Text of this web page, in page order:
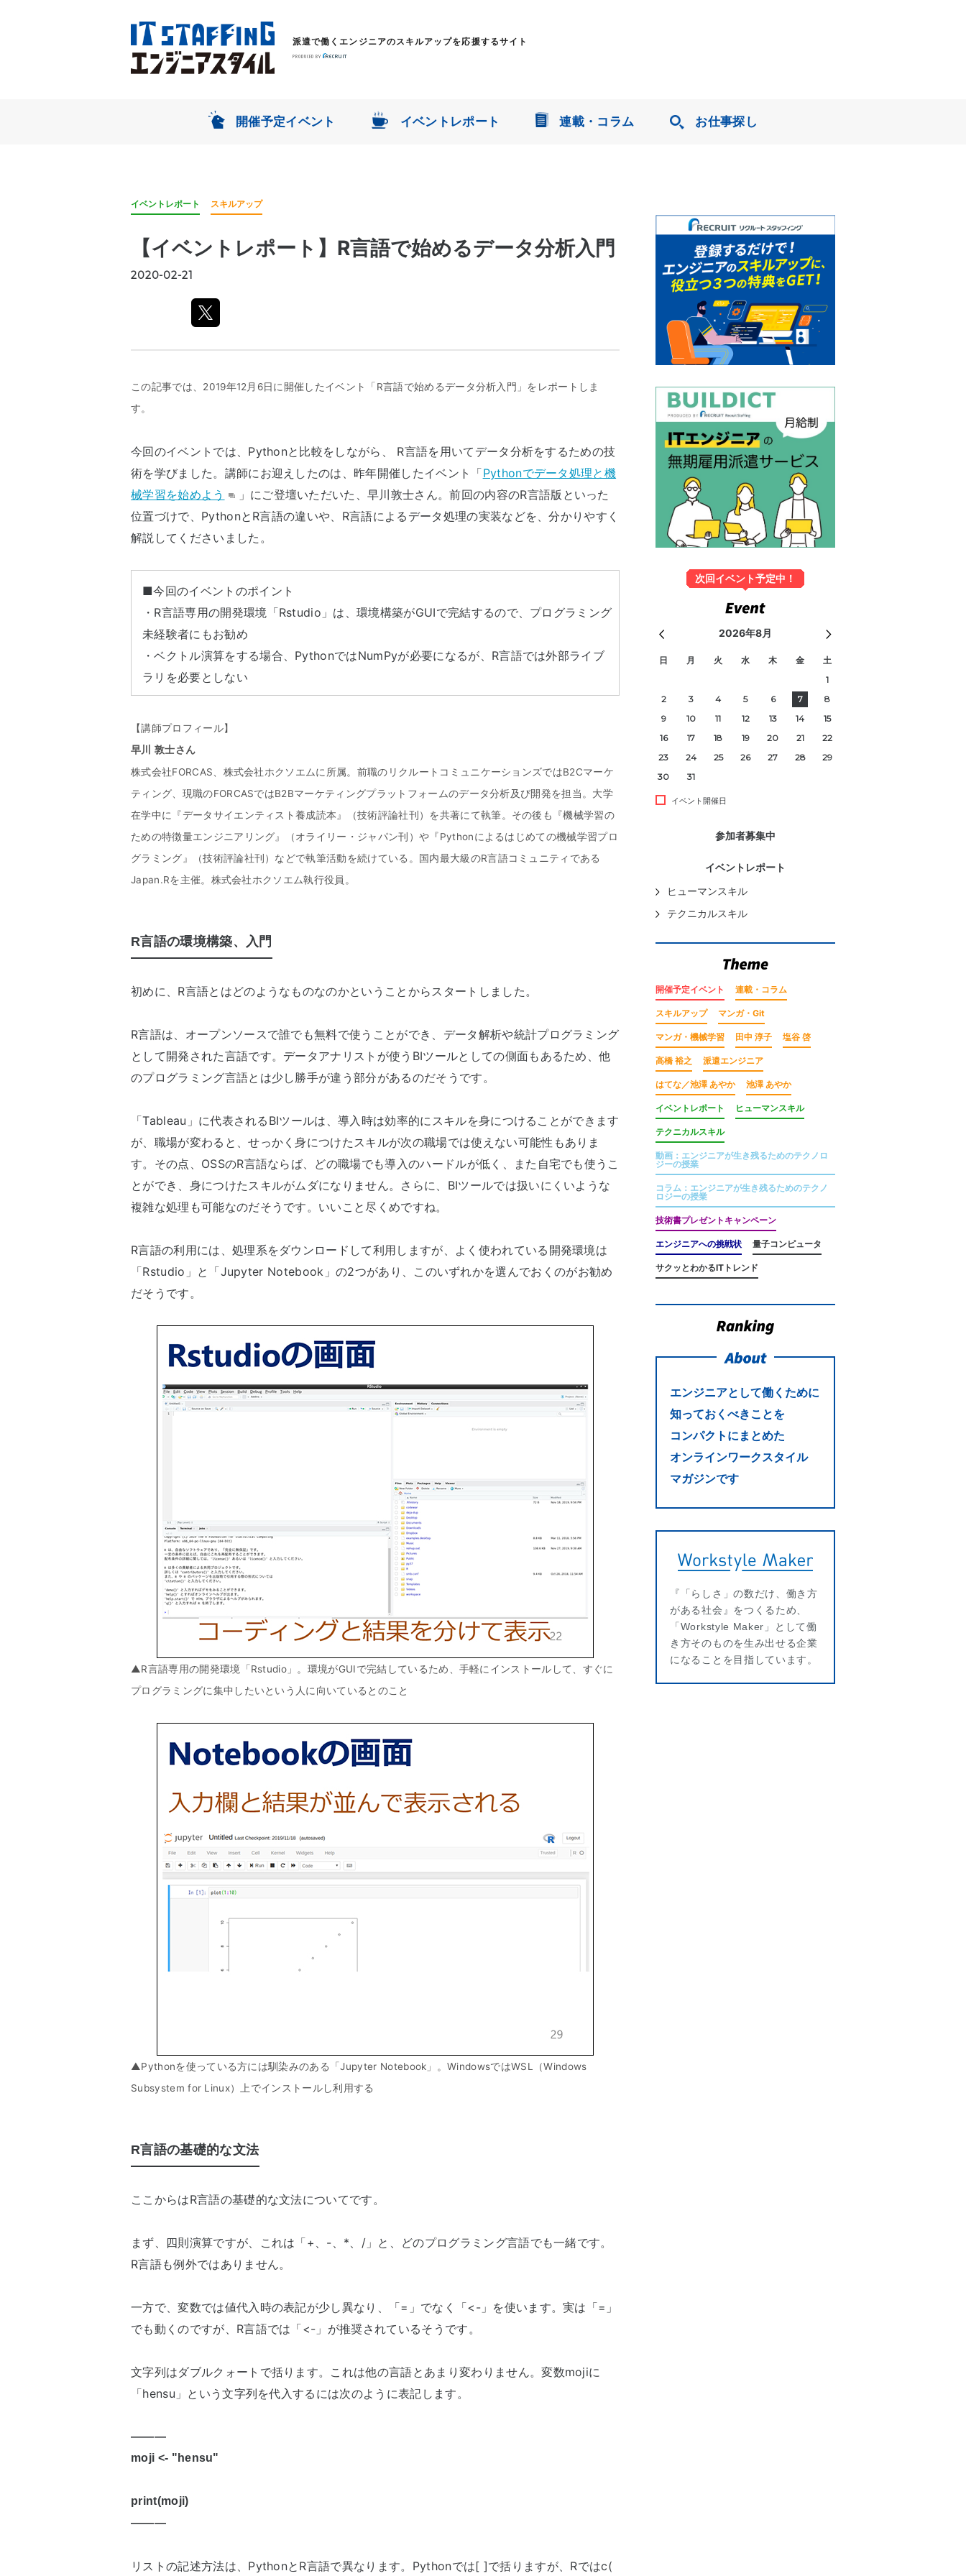
派遣で働くエンジニアのスキルアップを応援するサイト
開催予定イベント イベントレポート 連載・コラム お仕事探し
2020-02-21
【イベントレポート】R言語で始めるデータ分析入門
イベントレポート スキルアップ
この記事では、2019年12月6日に開催したイベント「R言語で始めるデータ分析入門」をレポートしま
す。
今回のイベントでは、Pythonと比較をしながら、 R言語を用いてデータ分析をするための技
術を学びました。講師にお迎えしたのは、昨年開催したイベント「Pythonでデータ処理と機
械学習を始めよう
」にご登壇いただいた、早川敦士さん。前回の内容のR言語版といった
位置づけで、PythonとR言語の違いや、R言語によるデータ処理の実装などを、分かりやすく
解説してくださいました。
■今回のイベントのポイント
・R言語専用の開発環境「Rstudio」は、環境構築がGUIで完結するので、プログラミング
未経験者にもお勧め
・ベクトル演算をする場合、PythonではNumPyが必要になるが、R言語では外部ライブ
ラリを必要としない
【講師プロフィール】
早川 敦士さん
株式会社FORCAS、株式会社ホクソエムに所属。前職のリクルートコミュニケーションズではB2Cマーケ
ティング、現職のFORCASではB2Bマーケティングプラットフォームのデータ分析及び開発を担当。大学
在学中に『データサイエンティスト養成読本』（技術評論社刊）を共著にて執筆。その後も『機械学習の
ための特徴量エンジニアリング』（オライリー・ジャパン刊）や『Pythonによるはじめての機械学習プロ
グラミング』（技術評論社刊）などで執筆活動を続けている。国内最大級のR言語コミュニティである
Japan.Rを主催。株式会社ホクソエム執行役員。
R言語の環境構築、入門
初めに、R言語とはどのようなものなのかということからスタートしました。
R言語は、オープンソースで誰でも無料で使うことができ、データ解析や統計プログラミング
として開発された言語です。データアナリストが使うBIツールとしての側面もあるため、他
のプログラミング言語とは少し勝手が違う部分があるのだそうです。
「Tableau」に代表されるBIツールは、導入時は効率的にスキルを身につけることができます
が、職場が変わると、せっかく身につけたスキルが次の職場では使えない可能性もありま
す。その点、OSSのR言語ならば、どの職場でも導入のハードルが低く、また自宅でも使うこ
とができ、身につけたスキルがムダになりません。さらに、BIツールでは扱いにくいような
複雑な処理も可能なのだそうです。いいこと尽くめですね。
R言語の利用には、処理系をダウンロードして利用しますが、よく使われている開発環境は
「Rstudio」と「Jupyter Notebook」の2つがあり、このいずれかを選んでおくのがお勧め
だそうです。
▲R言語専用の開発環境「Rstudio」。環境がGUIで完結しているため、手軽にインストールして、すぐに
プログラミングに集中したいという人に向いているとのこと
▲Pythonを使っている方には馴染みのある「Jupyter Notebook」。WindowsではWSL（Windows
Subsystem for Linux）上でインストールし利用する
R言語の基礎的な文法
ここからはR言語の基礎的な文法についてです。
まず、四則演算ですが、これは「+、-、*、/」と、どのプログラミング言語でも一緒です。
R言語も例外ではありません。
一方で、変数では値代入時の表記が少し異なり、「=」でなく「<-」を使います。実は「=」
でも動くのですが、R言語では「<-」が推奨されているそうです。
文字列はダブルクォートで括ります。これは他の言語とあまり変わりません。変数mojiに
「hensu」という文字列を代入するには次のように表記します。
―――
moji <- "hensu"
print(moji)
―――
リストの記述方法は、PythonとR言語で異なります。Pythonでは[ ]で括りますが、Rではc(
次回イベント予定中！
2026年8月
日 月 火 水 木 金
土
1
2
3 4 5 6 7
8
9
10 11 12 13 14
15
16
17 18 19 20 21
22
23
24 25 26 27 28
29
30
31
イベント開催日
参加者募集中
イベントレポート
ヒューマンスキル
テクニカルスキル
開催予定イベント 連載・コラム
スキルアップ マンガ・Git
マンガ・機械学習 田中 淳子 塩谷 啓
高橋 裕之 派遣エンジニア
はてな／池澤 あやか 池澤 あやか
イベントレポート ヒューマンスキル
テクニカルスキル
動画：エンジニアが生き残るためのテクノロ
ジーの授業
コラム：エンジニアが生き残るためのテクノ
ロジーの授業
技術書プレゼントキャンペーン
エンジニアへの挑戦状 量子コンピュータ
サクッとわかるITトレンド
Ranking
About
エンジニアとして働くために
知っておくべきことを
コンパクトにまとめた
オンラインワークスタイル
マガジンです
Workstyle Maker
『「らしさ」の数だけ、働き方
がある社会』をつくるため、
「Workstyle Maker」として働
き方そのものを生み出せる企業
になることを目指しています。